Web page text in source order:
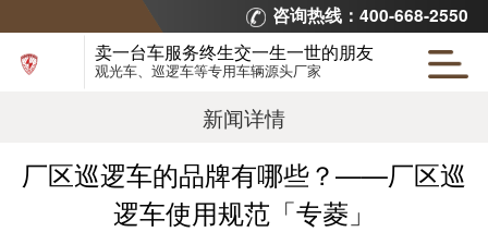
咨询热线：400-668-2550
卖一台车服务终生交一生一世的朋友
观光车、巡逻车等专用车辆源头厂家
新闻详情
厂区巡逻车的品牌有哪些？——厂区巡
逻车使用规范「专菱」